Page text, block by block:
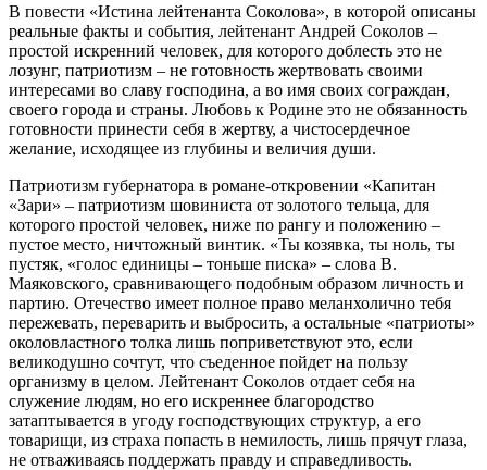
В повести «Истина лейтенанта Соколова», в которой описаны
реальные факты и события, лейтенант Андрей Соколов –
простой искренний человек, для которого доблесть это не
лозунг, патриотизм – не готовность жертвовать своими
интересами во славу господина, а во имя своих сограждан,
своего города и страны. Любовь к Родине это не обязанность
готовности принести себя в жертву, а чистосердечное
желание, исходящее из глубины и величия души.
Патриотизм губернатора в романе-откровении «Капитан
«Зари» – патриотизм шовиниста от золотого тельца, для
которого простой человек, ниже по рангу и положению –
пустое место, ничтожный винтик. «Ты козявка, ты ноль, ты
пустяк, «голос единицы – тоньше писка» – слова В.
Маяковского, сравнивающего подобным образом личность и
партию. Отечество имеет полное право меланхолично тебя
пережевать, переварить и выбросить, а остальные «патриоты»
околовластного толка лишь поприветствуют это, если
великодушно сочтут, что съеденное пойдет на пользу
организму в целом. Лейтенант Соколов отдает себя на
служение людям, но его искреннее благородство
затаптывается в угоду господствующих структур, а его
товарищи, из страха попасть в немилость, лишь прячут глаза,
не отваживаясь поддержать правду и справедливость.